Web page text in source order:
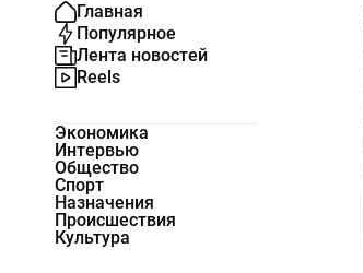
Главная
Популярное
Лента новостей
Reels
Экономика
Интервью
Общество
Спорт
Назначения
Происшествия
Культура